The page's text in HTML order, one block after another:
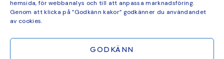
hemsida, för webbanalys och till att anpassa marknadsföring.
Genom att klicka på ”Godkänn kakor” godkänner du användandet
av cookies.
GODKÄNN
mina favorit recept
Mönster